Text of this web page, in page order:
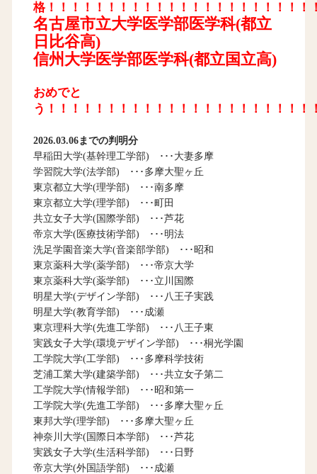
格！！！！！！！！！！！！！！！！！！！！！！
名古屋市立大学医学部医学科(都立
日比谷高)
信州大学医学部医学科(都立国立高)
おめでと
う！！！！！！！！！！！！！！！！！！！！！！
2026.03.06までの判明分
早稲田大学(基幹理工学部) ･･･大妻多摩
学習院大学(法学部) ･･･多摩大聖ヶ丘
東京都立大学(理学部) ･･･南多摩
東京都立大学(理学部) ･･･町田
共立女子大学(国際学部) ･･･芦花
帝京大学(医療技術学部) ･･･明法
洗足学園音楽大学(音楽部学部) ･･･昭和
東京薬科大学(薬学部) ･･･帝京大学
東京薬科大学(薬学部) ･･･立川国際
明星大学(デザイン学部) ･･･八王子実践
明星大学(教育学部) ･･･成瀬
東京理科大学(先進工学部) ･･･八王子東
実践女子大学(環境デザイン学部) ･･･桐光学園
工学院大学(工学部) ･･･多摩科学技術
芝浦工業大学(建築学部) ･･･共立女子第二
工学院大学(情報学部) ･･･昭和第一
工学院大学(先進工学部) ･･･多摩大聖ヶ丘
東邦大学(理学部) ･･･多摩大聖ヶ丘
神奈川大学(国際日本学部) ･･･芦花
実践女子大学(生活科学部) ･･･日野
帝京大学(外国語学部) ･･･成瀬